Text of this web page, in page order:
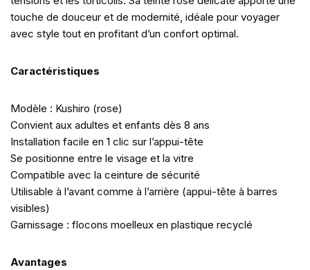
touche de douceur et de modernité, idéale pour voyager
avec style tout en profitant d’un confort optimal.
Caractéristiques
Modèle : Kushiro (rose)
Convient aux adultes et enfants dès 8 ans
Installation facile en 1 clic sur l’appui-tête
Se positionne entre le visage et la vitre
Compatible avec la ceinture de sécurité
Utilisable à l’avant comme à l’arrière (appui-tête à barres
visibles)
Garnissage : flocons moelleux en plastique recyclé
Avantages